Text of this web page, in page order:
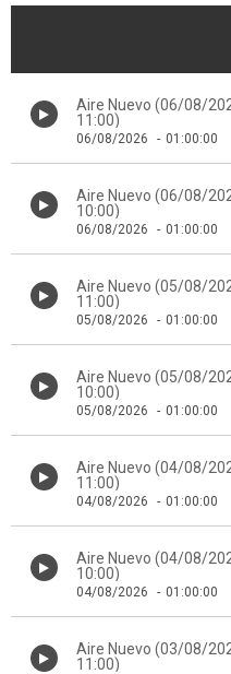
Aire Nuevo (06/08/
11:00)
06/08/2026 - 01:00:00
Aire Nuevo (06/08/
10:00)
06/08/2026 - 01:00:00
Aire Nuevo (05/08/
11:00)
05/08/2026 - 01:00:00
Aire Nuevo (05/08/
10:00)
05/08/2026 - 01:00:00
Aire Nuevo (04/08/
11:00)
04/08/2026 - 01:00:00
Aire Nuevo (04/08/
10:00)
04/08/2026 - 01:00:00
Aire Nuevo (03/08/
11:00)